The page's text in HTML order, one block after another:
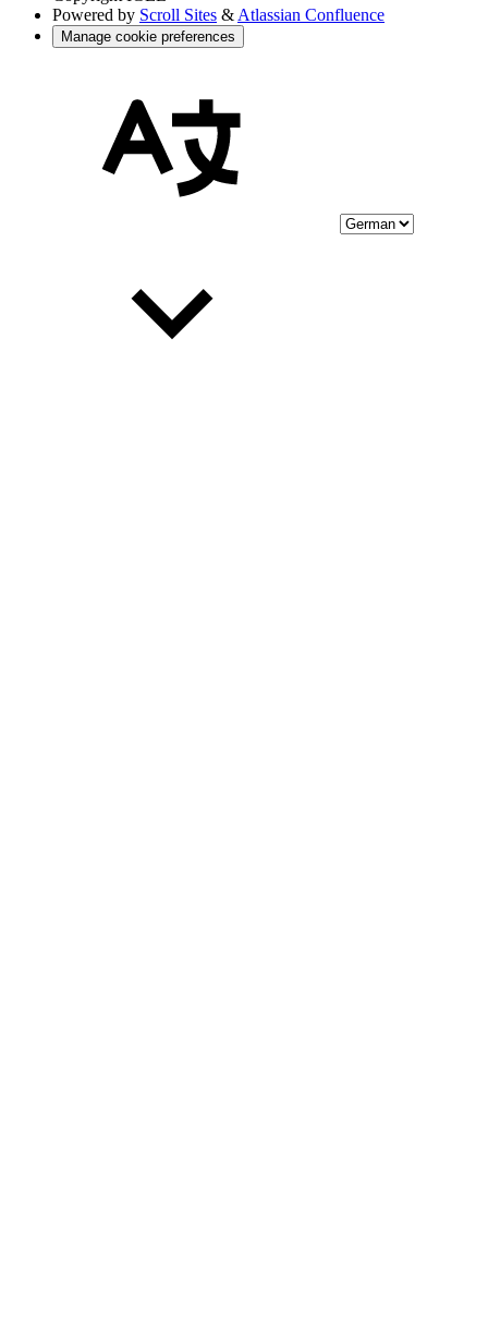
Powered by Scroll Sites & Atlassian Confluence
Manage cookie preferences